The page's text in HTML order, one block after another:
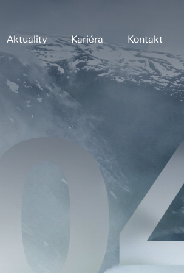
Aktuality Kariéra Kontakt